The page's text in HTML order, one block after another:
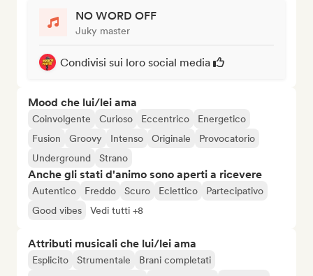
NO WORD OFF
Juky master
Condivisi sui loro social media
Mood che lui/lei ama
Coinvolgente Curioso Eccentrico
Energetico
Fusion
Groovy Intenso Originale
Provocatorio
Underground
Strano
Anche gli stati d'animo sono aperti a ricevere
Autentico Freddo Scuro Eclettico
Partecipativo
Good vibes
Vedi tutti +8
Attributi musicali che lui/lei ama
Esplicito Strumentale
Brani completati